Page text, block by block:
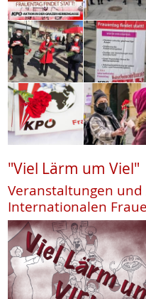
"Viel Lärm um Viel"
Veranstaltungen
Internationalen